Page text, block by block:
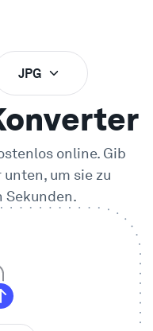
JPG
online. Gib
unten, um sie zu
Sekunden.